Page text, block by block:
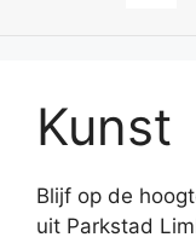
Kunst
Blijf op de
uit Parkstad